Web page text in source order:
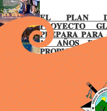
𝐄𝐋 𝐏𝐋𝐀𝐍
𝐏𝐑𝐎𝐘𝐄𝐂𝐓𝐎
𝐏𝐑𝐄𝐏𝐀𝐑𝐀 𝐏𝐀𝐑𝐀
𝟏𝟓 𝐀Ñ𝐎𝐒 𝐃𝐄
𝐏𝐑𝐎𝐏𝐈𝐎 𝐄𝐍